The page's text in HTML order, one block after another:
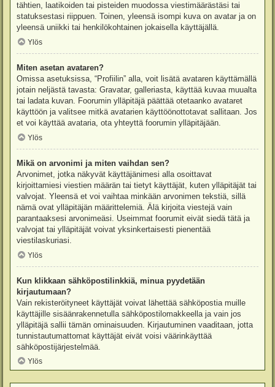
tähtien, laatikoiden tai pisteiden muodossa viestimäärästäsi tai
statuksestasi riippuen. Toinen, yleensä isompi kuva on avatar ja on
yleensä uniikki tai henkilökohtainen jokaisella käyttäjällä.
Ylös
Miten asetan avataren?
Omissa asetuksissa, “Profiilin” alla, voit lisätä avataren käyttämällä
jotain neljästä tavasta: Gravatar, galleriasta, käyttää kuvaa muualta
tai ladata kuvan. Foorumin ylläpitäjä päättää otetaanko avataret
käyttöön ja valitsee mitkä avatarien käyttöönottotavat sallitaan. Jos
et voi käyttää avataria, ota yhteyttä foorumin ylläpitäjään.
Ylös
Mikä on arvonimi ja miten vaihdan sen?
Arvonimet, jotka näkyvät käyttäjänimesi alla osoittavat
kirjoittamiesi viestien määrän tai tietyt käyttäjät, kuten ylläpitäjät tai
valvojat. Yleensä et voi vaihtaa minkään arvonimen tekstiä, sillä
nämä ovat ylläpitäjän määrittelemiä. Älä kirjoita viestejä vain
parantaaksesi arvonimeäsi. Useimmat foorumit eivät siedä tätä ja
valvojat tai ylläpitäjät voivat yksinkertaisesti pienentää
viestilaskuriasi.
Ylös
Kun klikkaan sähköpostilinkkiä, minua pyydetään
kirjautumaan?
Vain rekisteröityneet käyttäjät voivat lähettää sähköpostia muille
käyttäjille sisäänrakennetulla sähköpostilomakkeella ja vain jos
ylläpitäjä sallii tämän ominaisuuden. Kirjautuminen vaaditaan, jotta
tunnistautumattomat käyttäjät eivät voisi väärinkäyttää
sähköpostijärjestelmää.
Ylös